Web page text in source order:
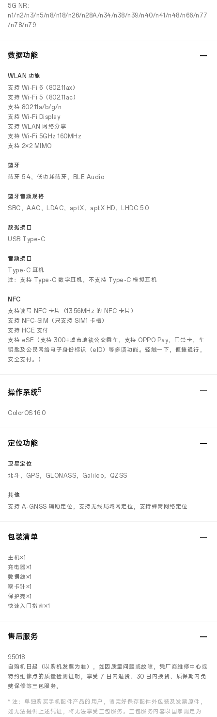
5G NR：
n1/n2/n3/n5/n8/n18/n26/n28A/n34/n38/n39/n40/n41/n48/n66/n77
/n78/n79
数据功能
WLAN 功能
支持 Wi-Fi 6（802.11ax）
支持 Wi-Fi 5（802.11ac）
支持 802.11a/b/g/n
支持 Wi-Fi Display
支持 WLAN 网络分享
支持 Wi-Fi 5GHz 160MHz
支持 2×2 MIMO
蓝牙
蓝牙 5.4，低功耗蓝牙，BLE Audio
蓝牙音频规格
SBC，AAC，LDAC，aptX，aptX HD，LHDC 5.0
数据接口
USB Type-C
音频接口
Type-C 耳机
注：支持 Type-C 数字耳机，不支持 Type-C 模拟耳机
NFC
支持读写 NFC 卡片（13.56MHz 的 NFC 卡片）
支持 NFC-SIM（只支持 SIM1 卡槽）
支持 HCE 支付
支持 eSE（支持 300+城市地铁公交乘车，支持 OPPO Pay，门禁卡，车
钥匙及公民网络电子身份标识（eID）等多项功能。轻触一下，便捷通行，
安全支付。）
操作系统5
ColorOS 16.0
定位功能
卫星定位
北斗，GPS，GLONASS，Galileo，QZSS
其他
支持 A-GNSS 辅助定位，支持无线局域网定位，支持蜂窝网络定位
包装清单
主机×1
充电器×1
数据线×1
取卡针×1
保护壳×1
快速入门指南×1
售后服务
95018
自购机日起（以购机发票为准），如因质量问题或故障，凭厂商维修中心或
特约维修点的质量检测证明，享受 7 日内退货、30 日内换货、质保期内免
费保修等三包服务。
* 注：单独购买手机配件产品的用户，请完好保存配件外包装及发票原件，
如无法提供上述凭证，将无法享受三包服务。三包服务内容以国家规定为